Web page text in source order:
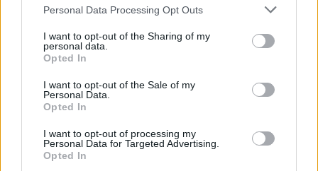
Please note that this website/app uses one or more Google
not limited to your visit or usage behaviour. You may click to
grant or deny consent to Google and its third-party tags to
use your data for below specified purposes in below Google
consent section.
Personal Data Processing Opt Outs
I want to opt-out of the Sharing of my
personal data.
Opted In
I want to opt-out of the Sale of my
Personal Data.
Opted In
I want to opt-out of processing my
Personal Data for Targeted Advertising.
Opted In
χαρακτηριστικά για τις ψηφιακές δημιουργίες του. Εμείς
να υπενθυμίσουμε ότι οι σπορ εκδόσεις Gordini